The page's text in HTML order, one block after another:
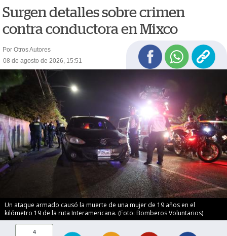
Surgen detalles sobre crimen
contra conductora en Mixco
Por Otros Autores
08 de agosto de 2026, 15:51
Un ataque armado causó la muerte de una mujer de 19 años en el
kilómetro 19 de la ruta Interamericana. (Foto: Bomberos Voluntarios)
4